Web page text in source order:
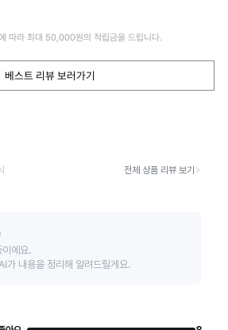
따라 최대 50,000원의 적립금을 드립니다.
베스트 리뷰 보러가기